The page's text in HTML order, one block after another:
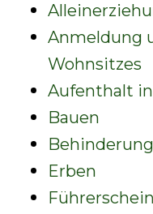
Anmeldung
Wohnsitzes
Aufenthalt
Bauen
Erben
Führerschein